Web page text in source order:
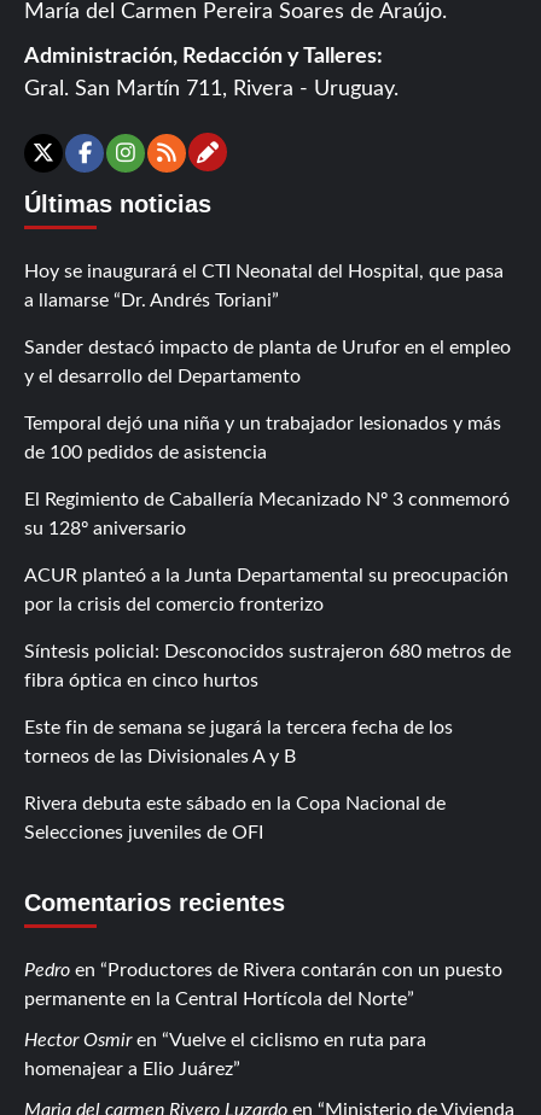
María del Carmen Pereira Soares de Araújo.
Administración, Redacción y Talleres:
Gral. San Martín 711, Rivera - Uruguay.
X Facebook
Instagram
RSSContáctanos
Últimas noticias
Hoy se inaugurará el CTI Neonatal del Hospital, que pasa
a llamarse “Dr. Andrés Toriani”
Sander destacó impacto de planta de Urufor en el empleo
y el desarrollo del Departamento
Temporal dejó una niña y un trabajador lesionados y más
de 100 pedidos de asistencia
El Regimiento de Caballería Mecanizado Nº 3 conmemoró
su 128º aniversario
ACUR planteó a la Junta Departamental su preocupación
por la crisis del comercio fronterizo
Síntesis policial: Desconocidos sustrajeron 680 metros de
fibra óptica en cinco hurtos
Este fin de semana se jugará la tercera fecha de los
torneos de las Divisionales A y B
Rivera debuta este sábado en la Copa Nacional de
Selecciones juveniles de OFI
Comentarios recientes
Pedro en
Productores de Rivera contarán con un puesto
permanente en la Central Hortícola del Norte
Hector Osmiren
Vuelve el ciclismo en ruta para
homenajear a Elio Juárez
Maria del carmen Rivero Luzardo en Ministerio de Vivienda